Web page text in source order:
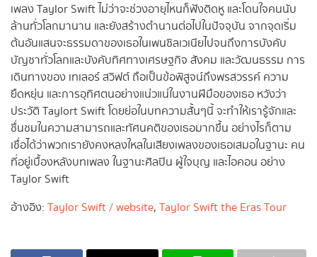
เพลง Taylor Swift ไม่ว่าจะช่วงอายุไหนก็ฟังติดหู และโดนใจคนนับ
ล้านทั่วโลกมานาน และยังสร้างตำนานต่อไปในปัจจุบัน จากจุดเริ่ม
ต้นอันแสนจะธรรมดาของเธอในเพนซิลเวเนียไปจนถึงการบังคับ
บัญชาทั่วโลกและบังคับทิศทางเศรษฐกิจ สังคม และวัฒนธรรม การ
เดินทางของ เทเลอร์ สวิฟต์ ถือเป็นข้อพิสูจน์ถึงพรสวรรค์ ความ
ยืดหยุ่น และการอุทิศตนอย่างแน่วแน่ในงานฝีมือของเธอ หวังว่า
ประวัติ Taylort Swift โดยย่อในบทความสั้นๆนี้ จะทำให้เรารู้จักและ
ชื่นชมในความสามารถและทัศนคติของเธอมากขึ้น อย่างไรก็ตาม
เชื่อได้ว่าพวกเรายังคงหลงใหลในเสียงเพลงของเธอเสมอในฐานะ คน
ที่อยู่เบื้องหลังบทเพลง ในฐานะศิลปิน ผู้ใจบุญ และไอคอน อย่าง
Taylor Swift
อ้างอิง: Taylor Swift / website, Taylor Swift the Eras Tour